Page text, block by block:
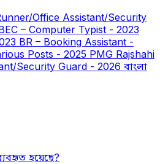
Office Assistant/Security
– Computer Typist - 2023
BR – Booking Assistant -
Posts - 2025 PMG Rajshahi
Security Guard - 2026 বাংলা
হয়েছে?